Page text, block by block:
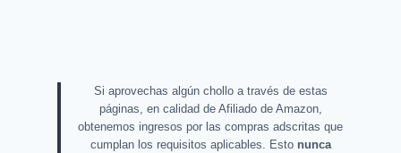
Si aprovechas algún chollo a través de estas
páginas, en calidad de Afiliado de Amazon,
obtenemos ingresos por las compras adscritas que
cumplan los requisitos aplicables. Esto nunca